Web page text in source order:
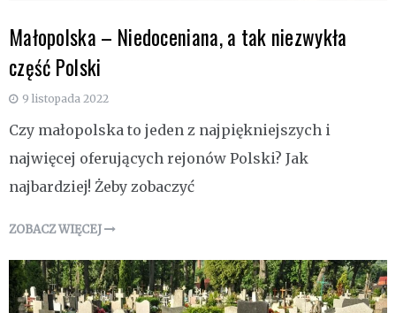
Małopolska – Niedoceniana, a tak niezwykła
część Polski
9 listopada 2022
Czy małopolska to jeden z najpiękniejszych i
najwięcej oferujących rejonów Polski? Jak
najbardziej! Żeby zobaczyć
ZOBACZ WIĘCEJ